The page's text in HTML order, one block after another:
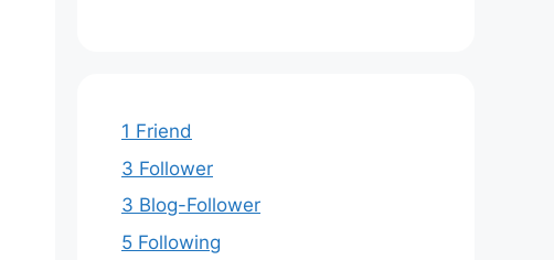
1 Friend
3 Follower
3 Blog-Follower
5 Following